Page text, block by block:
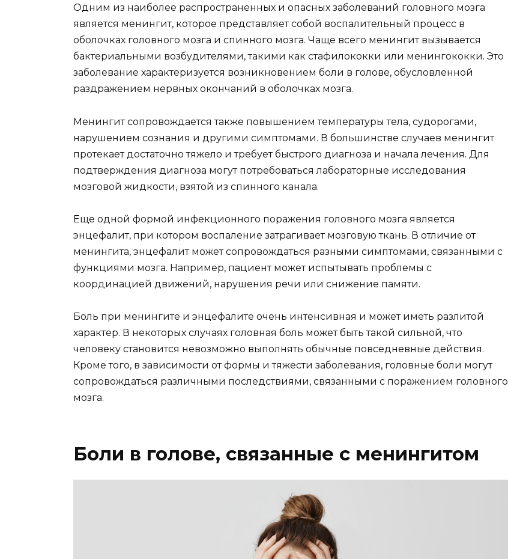
Одним из наиболее распространенных и опасных заболеваний головного мозга
является менингит, которое представляет собой воспалительный процесс в
оболочках головного мозга и спинного мозга. Чаще всего менингит вызывается
бактериальными возбудителями, такими как стафилококки или менингококки. Это
заболевание характеризуется возникновением боли в голове, обусловленной
раздражением нервных окончаний в оболочках мозга.
Менингит сопровождается также повышением температуры тела, судорогами,
нарушением сознания и другими симптомами. В большинстве случаев менингит
протекает достаточно тяжело и требует быстрого диагноза и начала лечения. Для
подтверждения диагноза могут потребоваться лабораторные исследования
мозговой жидкости, взятой из спинного канала.
Еще одной формой инфекционного поражения головного мозга является
энцефалит, при котором воспаление затрагивает мозговую ткань. В отличие от
менингита, энцефалит может сопровождаться разными симптомами, связанными с
функциями мозга. Например, пациент может испытывать проблемы с
координацией движений, нарушения речи или снижение памяти.
Боль при менингите и энцефалите очень интенсивная и может иметь разлитой
характер. В некоторых случаях головная боль может быть такой сильной, что
человеку становится невозможно выполнять обычные повседневные действия.
Кроме того, в зависимости от формы и тяжести заболевания, головные боли могут
сопровождаться различными последствиями, связанными с поражением головного
мозга.
Боли в голове, связанные с менингитом